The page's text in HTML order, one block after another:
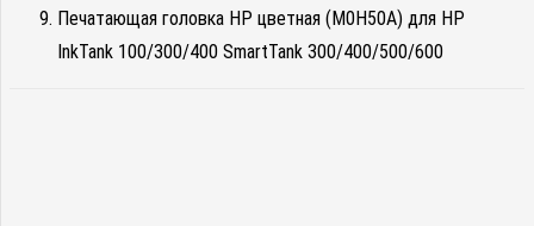
Печатающая головка HP цветная (M0H50A) для HP
InkTank 100/300/400 SmartTank 300/400/500/600